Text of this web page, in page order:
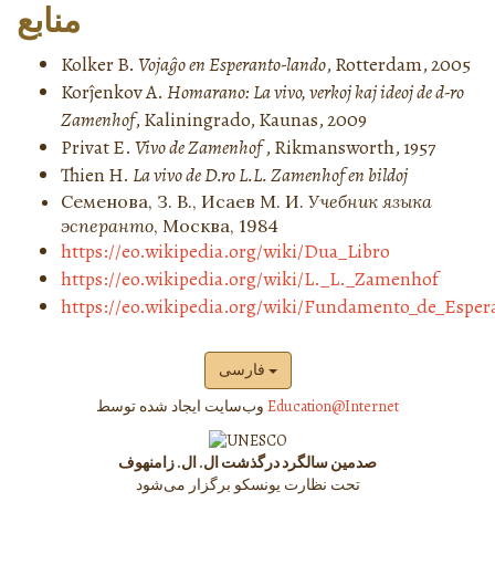
منابع
Kolker B. Vojaĝo en Esperanto-lando, Rotterdam, 2005
Korĵenkov A. Homarano: La vivo, verkoj kaj ideoj de d-ro
Zamenhof, Kaliningrado, Kaunas, 2009
Privat E. Vivo de Zamenhof, Rikmansworth, 1957
Thien H. La vivo de D.ro L.L. Zamenhof en bildoj
Семенова, З. В., Исаев М. И. Учебник языка
эсперанто, Москва, 1984
https://eo.wikipedia.org/wiki/Dua_Libro
https://eo.wikipedia.org/wiki/L._L._Zamenhof
https://eo.wikipedia.org/wiki/
Education@Internet
صدمین سالگرد درگذشت ال. ال. زامنهوف
تحت نظارت یونسکو برگزار می‌شود